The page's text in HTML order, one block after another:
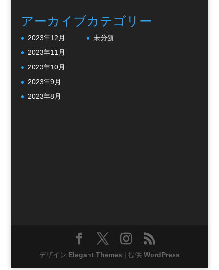
アーカイブ
2023年12月
2023年11月
2023年10月
2023年9月
2023年8月
カテゴリー
未分類
デザイン Elegant Themes | 提供 WordPress